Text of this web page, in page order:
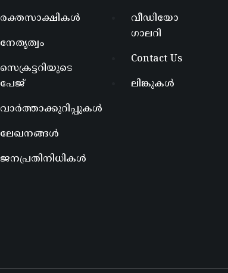
രക്തസാക്ഷികൾ
നേതൃത്വം
സെക്രട്ടറിയുടെ
പേജ്
വാർത്താക്കുറിപ്പുകൾ
ലേഖനങ്ങൾ
ജനപ്രതിനിധികൾ
വീഡിയോ
ഗാലറി
Contact Us
ലിങ്കുകൾ